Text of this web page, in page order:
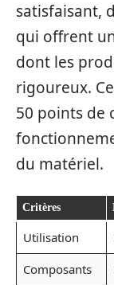
satisfaisant,
qui offrent
dont les
rigoureux.
50 points de
du matériel.
Critères
Utilisation
Composants